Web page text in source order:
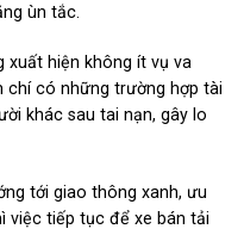
ùn tắc.
xuất hiện không ít vụ va
chí có những trường hợp tài
khác sau tai nạn, gây lo
tới giao thông xanh, ưu
việc tiếp tục để xe bán tải